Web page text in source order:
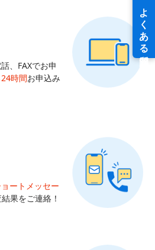
、FAXでお申
時間お申込み
ートメッセー
果をご連絡！